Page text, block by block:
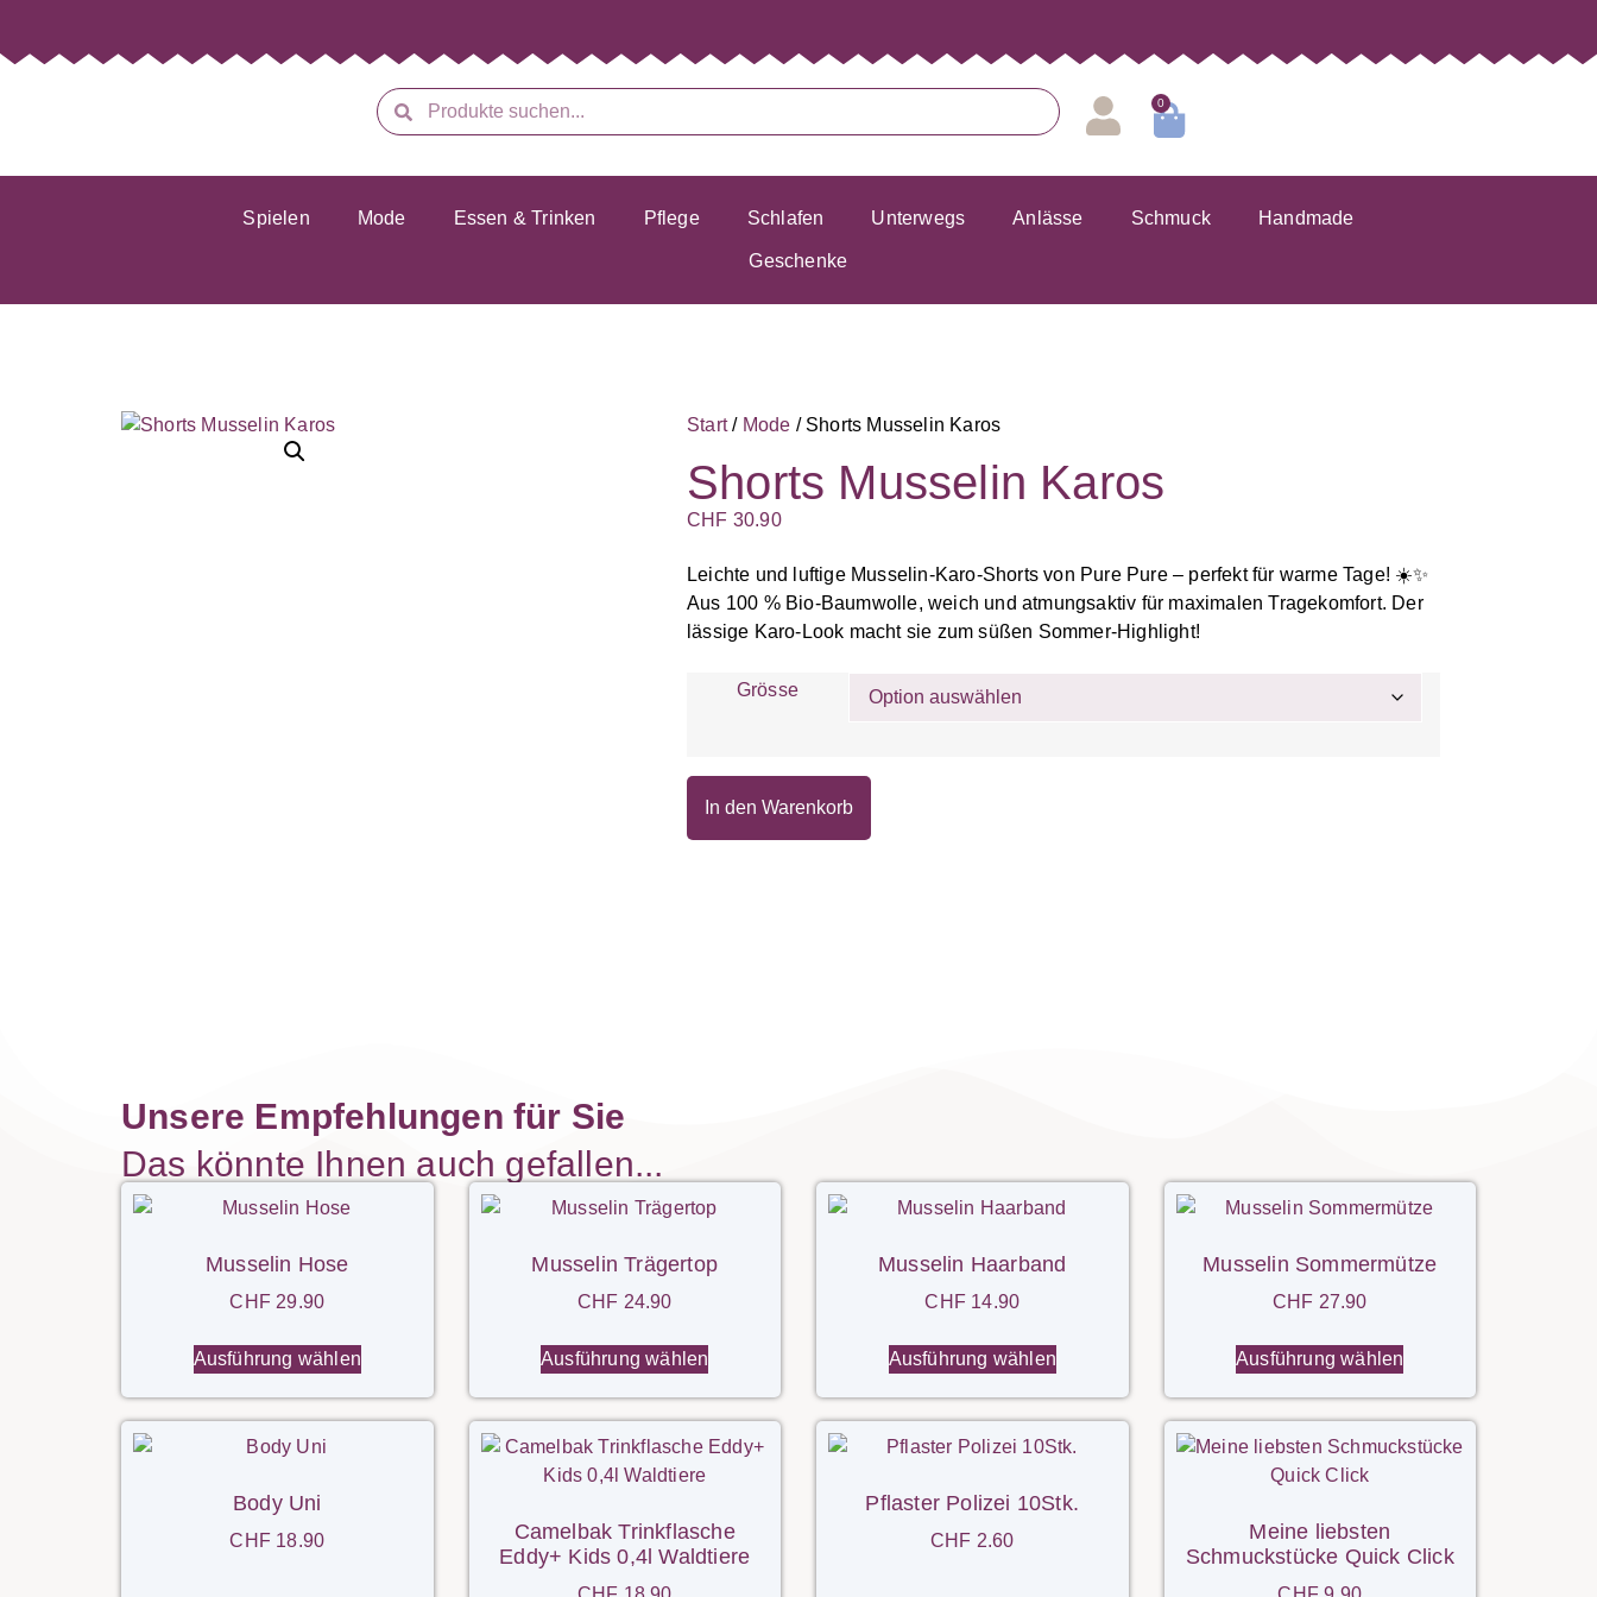
0
Spielen Mode Essen & Trinken Pflege Schlafen Unterwegs Anlässe Schmuck Handmade
Geschenke
Start/ Mode / Shorts Musselin Karos
Shorts Musselin Karos
CHF 30.90
Leichte und luftige Musselin-Karo-Shorts von Pure Pure – perfekt für warme Tage! ☀️✨
Aus 100 % Bio-Baumwolle, weich und atmungsaktiv für maximalen Tragekomfort. Der
lässige Karo-Look macht sie zum süßen Sommer-Highlight!
Grösse
In den Warenkorb
Unsere Empfehlungen für Sie
Das könnte Ihnen auch gefallen...
Musselin Hose
CHF29.90
Ausführung wählen
Musselin Trägertop
CHF 24.90
Ausführung wählen
Musselin Haarband
CHF14.90
Ausführung wählen
Musselin Sommermütze
CHF 27.90
Ausführung wählen
Body Uni
CHF18.90
Camelbak Trinkflasche
Eddy+ Kids 0,4l Waldtiere
Pflaster Polizei 10Stk.
CHF 2.60
Meine liebsten
Schmuckstücke Quick Click